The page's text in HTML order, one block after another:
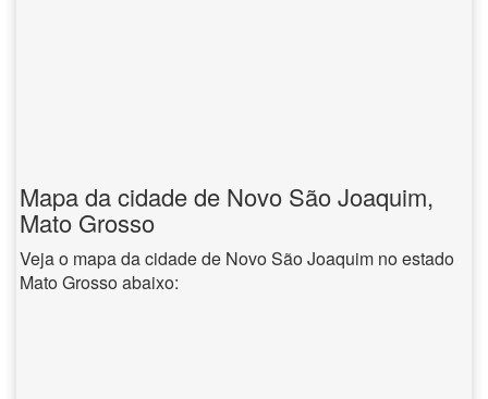
Mapa da cidade de Novo São Joaquim,
Mato Grosso
Veja o mapa da cidade de Novo São Joaquim no estado
Mato Grosso abaixo: